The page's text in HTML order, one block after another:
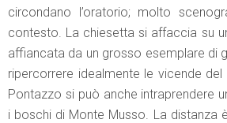
circondano l’oratorio; molto
contesto. La chiesetta si affaccia su
affiancata da un grosso esemplare di
ripercorrere idealmente le vicende
Pontazzo si può anche intraprendere
i boschi di Monte Musso. La distanza